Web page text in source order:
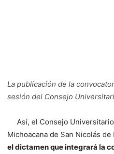
La publicación de la
sesión del Consejo
Así, el Consejo
Michoacana de San Nicolás de
el dictamen que integrará la